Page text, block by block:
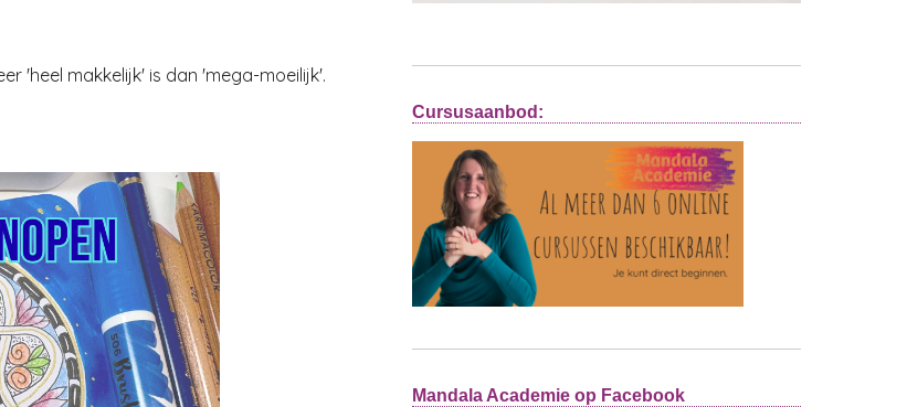
'heel makkelijk' is dan 'mega-moeilijk'.
Cursusaanbod:
Mandala Academie op Facebook